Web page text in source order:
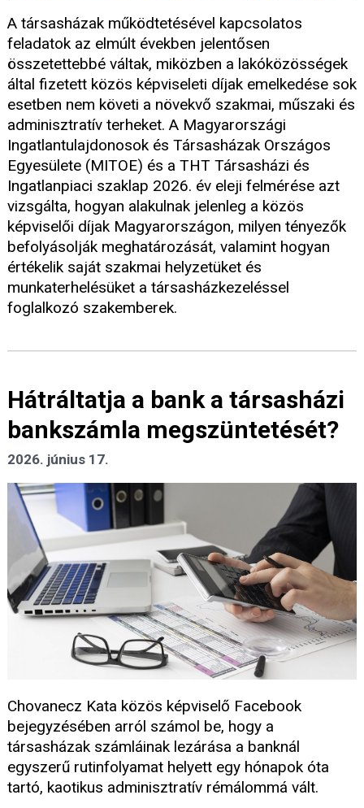
A társasházak működtetésével kapcsolatos
feladatok az elmúlt években jelentősen
összetettebbé váltak, miközben a lakóközösségek
által fizetett közös képviseleti díjak emelkedése sok
esetben nem követi a növekvő szakmai, műszaki és
adminisztratív terheket. A Magyarországi
Ingatlantulajdonosok és Társasházak Országos
Egyesülete (MITOE) és a THT Társasházi és
Ingatlanpiaci szaklap 2026. év eleji felmérése azt
vizsgálta, hogyan alakulnak jelenleg a közös
képviselői díjak Magyarországon, milyen tényezők
befolyásolják meghatározását, valamint hogyan
értékelik saját szakmai helyzetüket és
munkaterhelésüket a társasházkezeléssel
foglalkozó szakemberek.
Hátráltatja a bank a társasházi
bankszámla megszüntetését?
2026. június 17.
Chovanecz Kata közös képviselő Facebook
bejegyzésében arról számol be, hogy a
társasházak számláinak lezárása a banknál
egyszerű rutinfolyamat helyett egy hónapok óta
tartó, kaotikus adminisztratív rémálommá vált.